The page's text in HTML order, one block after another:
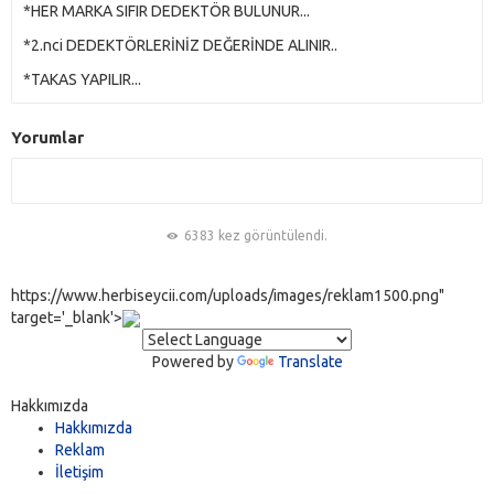
*HER MARKA SIFIR DEDEKTÖR BULUNUR...
*2.nci DEDEKTÖRLERİNİZ DEĞERİNDE ALINIR..
*TAKAS YAPILIR...
Yorumlar
6383 kez görüntülendi.
https://www.herbiseycii.com/uploads/images/reklam1500.png"
target='_blank'>
Powered by Translate
Hakkımızda
Hakkımızda
Reklam
İletişim